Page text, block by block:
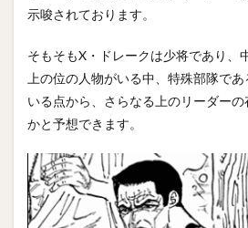
示唆されております。
そもそもX・ドレークは少将であり、
上の位の人物がいる中、特殊部隊で
いる点から、さらなる上のリーダー
かと予想できます。